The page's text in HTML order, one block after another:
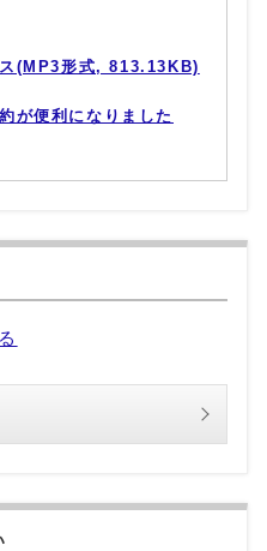
(MP3形式, 813.13KB)
が便利になりました